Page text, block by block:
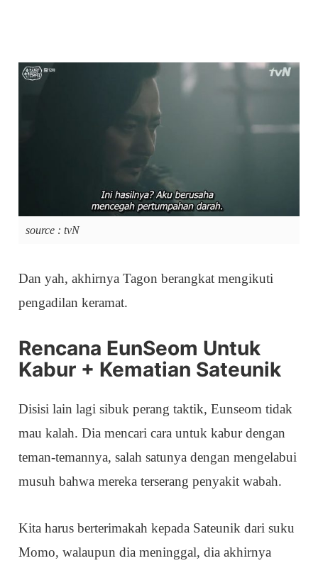
source : tvN
Dan yah, akhirnya Tagon berangkat mengikuti
pengadilan keramat.
Rencana EunSeom Untuk
Kabur + Kematian Sateunik
Disisi lain lagi sibuk perang taktik, Eunseom tidak
mau kalah. Dia mencari cara untuk kabur dengan
teman-temannya, salah satunya dengan mengelabui
musuh bahwa mereka terserang penyakit wabah.
Kita harus berterimakah kepada Sateunik dari suku
Momo, walaupun dia meninggal, dia akhirnya